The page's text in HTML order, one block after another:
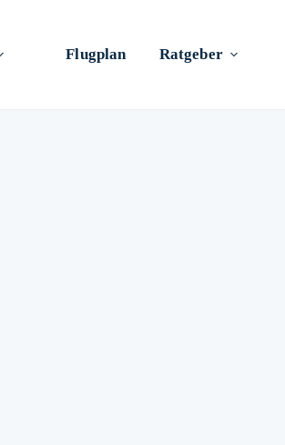
Flugplan Ratgeber